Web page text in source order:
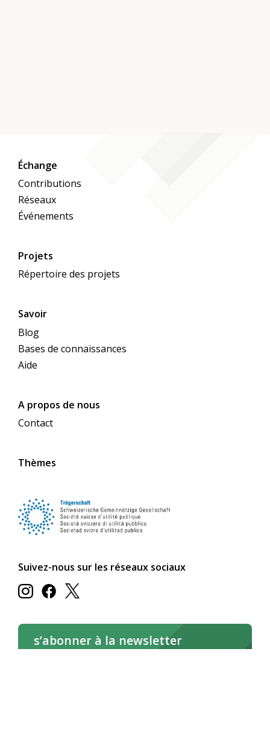
Échange
Contributions
Réseaux
Événements
Projets
Répertoire des projets
Savoir
Blog
Bases de connaissances
Aide
A propos de nous
Contact
Thèmes
Suivez-nous sur les réseaux sociaux
s’abonner à la newsletter